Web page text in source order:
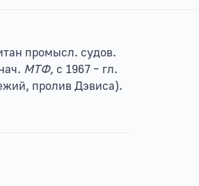
промысл. судов.
МТФ, с 1967 – гл.
пролив Дэвиса).